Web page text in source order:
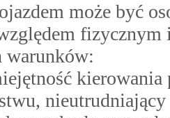
może być
fizycznym
warunków:
kierowania